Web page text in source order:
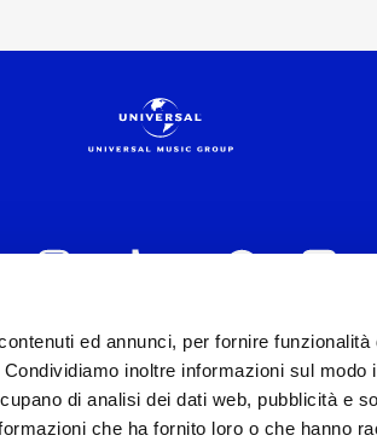
ed annunci, per fornire funzionalità
inoltre informazioni sul modo
di analisi dei dati web, pubblicità e
che ha fornito loro o che hanno
(Società con unico socio) | Via
al REA di Milano con il numero
Euro 2.000.000 interamente